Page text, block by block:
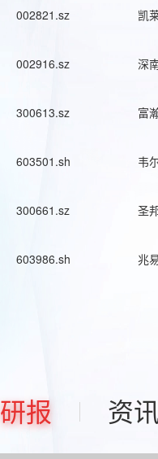
002821.sz 凯
002916.sz 深
300613.sz 富
603501.sh 韦
300661.sz 圣
603986.sh 兆
研报 资讯